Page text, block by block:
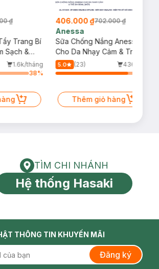
₫
Trang Bí
Sạch &
1.6k/tháng
38%
406.000 ₫702.000 ₫
Anessa
Sữa Chống Nắng Anessa
Cho Da Nhạy Cảm & Trẻ Em
60ml (Mới)
5.0 (23)
436/tháng
Thêm giỏ hàng
Tìm chi nhánh
TÌM CHI NHÁNH
Hệ thống Hasaki
THÔNG TIN KHUYẾN MÃI
Đăng ký